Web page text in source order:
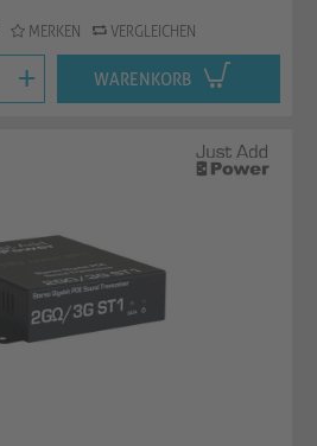
MERKEN VERGLEICHEN
+ WARENKORB